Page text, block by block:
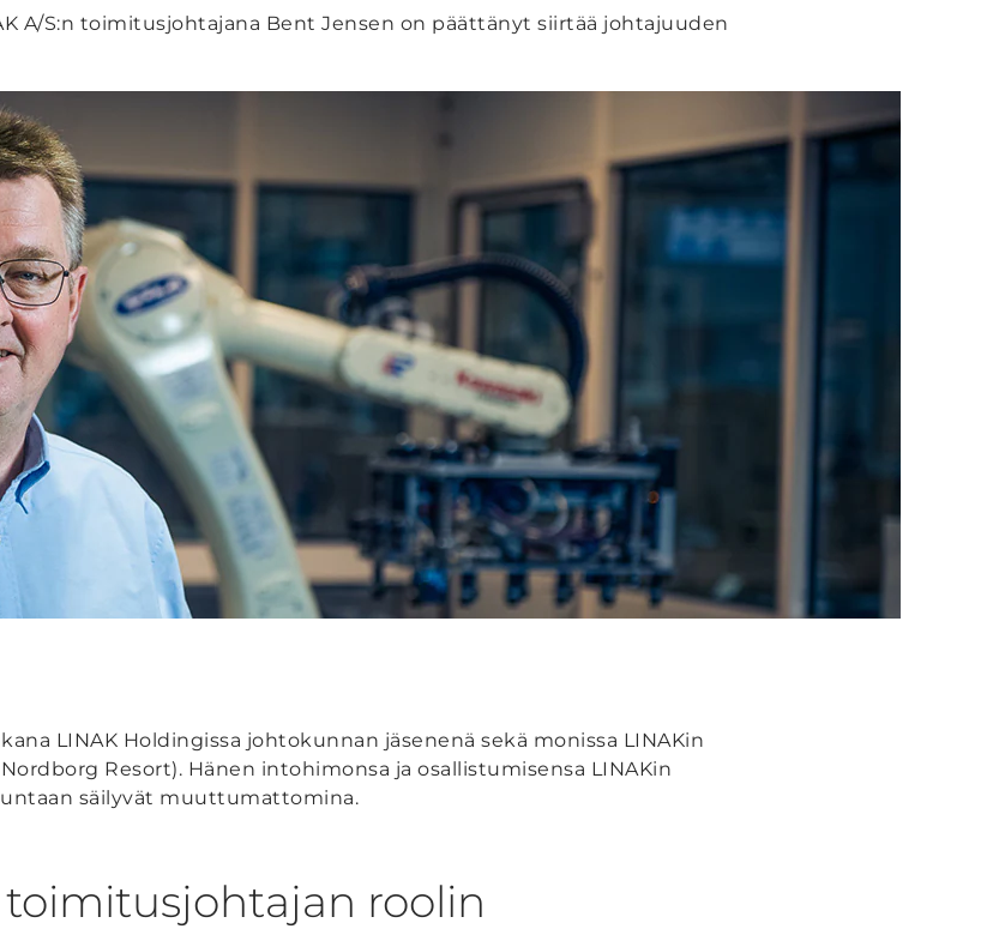
A/S:n toimitusjohtajana Bent Jensen on päättänyt siirtää johtajuuden
LINAK Holdingissa johtokunnan jäsenenä sekä monissa LINAKin
Resort). Hänen intohimonsa ja osallistumisensa LINAKin
säilyvät muuttumattomina.
roolin